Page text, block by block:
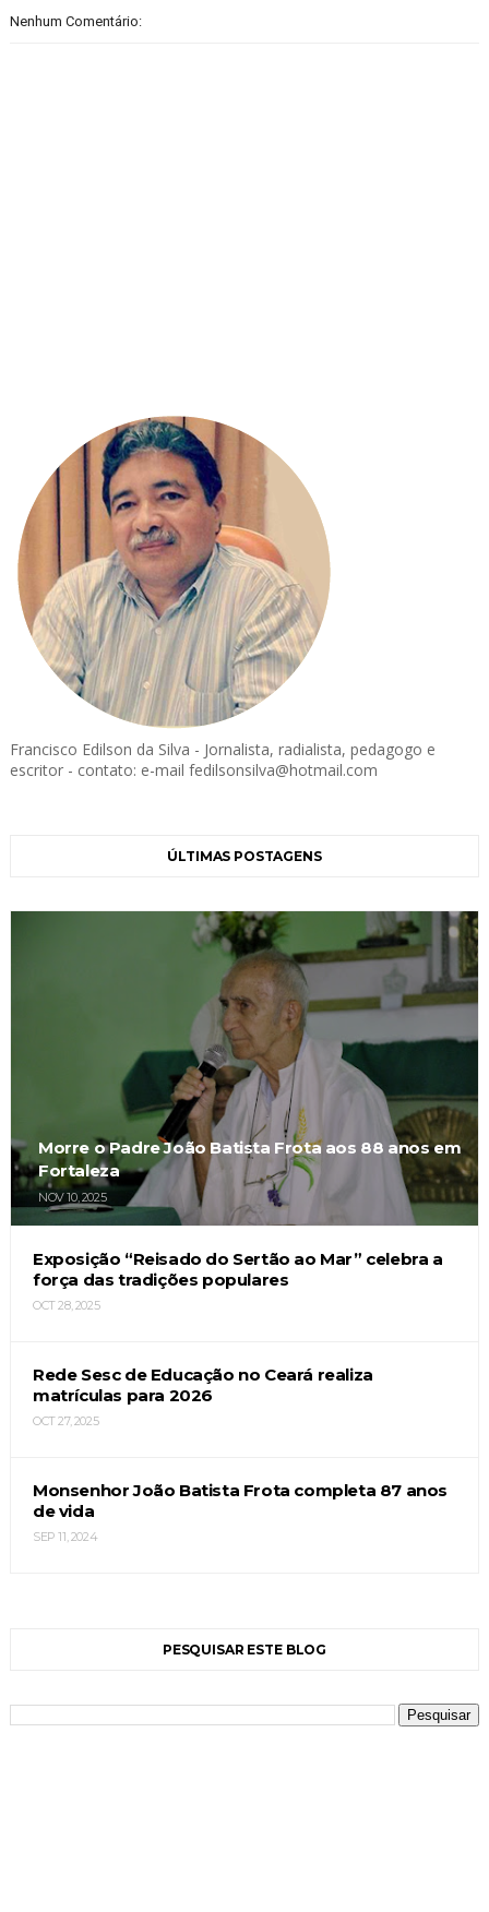
Nenhum Comentário:
Francisco Edilson da Silva - Jornalista, radialista, pedagogo e
escritor - contato: e-mail fedilsonsilva@hotmail.com
ÚLTIMAS POSTAGENS
Morre o Padre João Batista Frota aos 88 anos em
Fortaleza
NOV 10, 2025
Exposição “Reisado do Sertão ao Mar” celebra a
força das tradições populares
OCT 28, 2025
Rede Sesc de Educação no Ceará realiza
matrículas para 2026
OCT 27, 2025
Monsenhor João Batista Frota completa 87 anos
de vida
SEP 11, 2024
PESQUISAR ESTE BLOG